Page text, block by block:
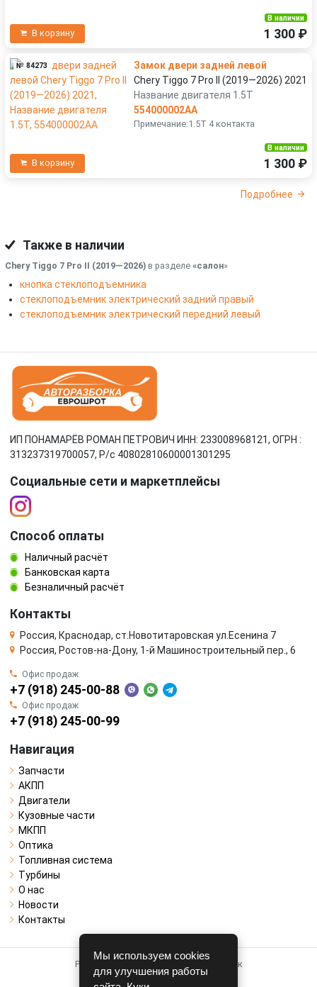
В корзину
В наличии
1 300 ₽
№ 84273
Замок двери задней левой
Chery Tiggo 7 Pro II (2019—2026) 2021
Название двигателя 1.5T
554000002AA
Примечание:1.5T 4 контакта
В корзину
В наличии
1 300 ₽
Подробнее
Также в наличии
Chery Tiggo 7 Pro II (2019—2026) в разделе «салон»
кнопка стеклоподъемника
стеклоподъемник электрический задний правый
стеклоподъемник электрический передний левый
ИП ПОНАМАРЁВ РОМАН ПЕТРОВИЧ ИНН: 233008968121, ОГРН :
313237319700057, Р/c 40802810600001301295
Социальные сети и маркетплейсы
Способ оплаты
Наличный расчёт
Банковская карта
Безналичный расчёт
Контакты
Россия, Краснодар, ст.Новотитаровская ул.Есенина 7
Россия, Ростов-на-Дону, 1-й Машиностроительный пер., 6
Офис продаж
+7 (918) 245-00-88
Офис продаж
+7 (918) 245-00-99
Навигация
Запчасти
АКПП
Двигатели
Кузовные части
МКПП
Оптика
Топливная система
Турбины
О нас
Новости
Контакты
Работает на системе для авторазборок
CARRO.БИЗНЕС
Мы используем cookies
для улучшения работы